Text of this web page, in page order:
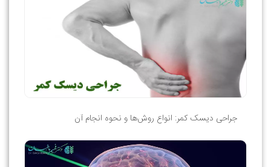
جراحی دیسک کمر: انواع روش‌ها و نحوه انجام آن